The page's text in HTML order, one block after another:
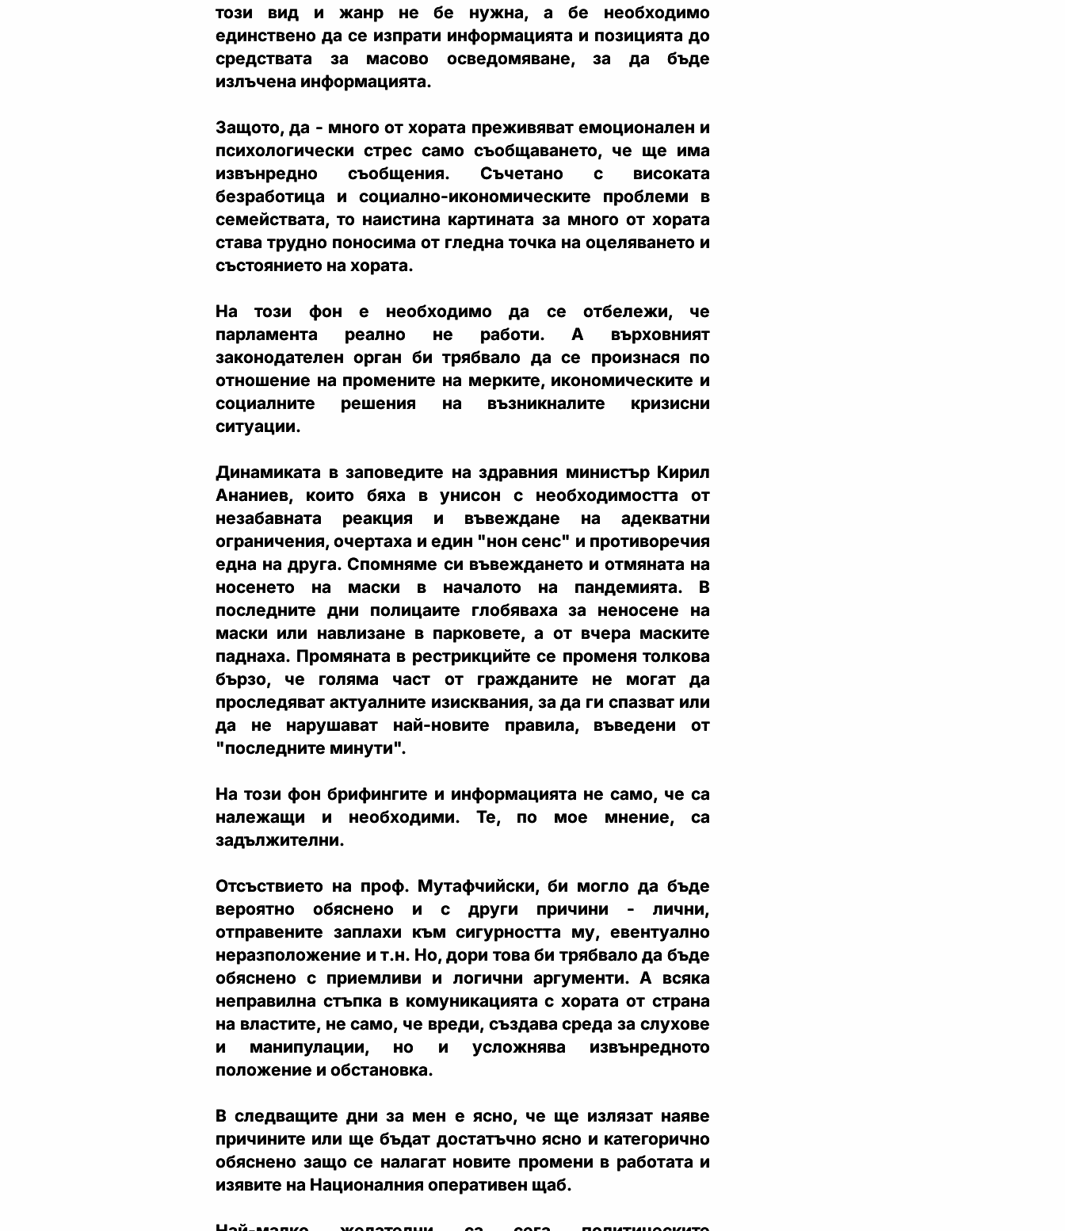
този вид и жанр не бе нужна, а бе необходимо
единствено да се изпрати информацията и позицията до
средствата за масово осведомяване, за да бъде
излъчена информацията.
Защото, да - много от хората преживяват емоционален и
психологически стрес само съобщаването, че ще има
извънредно съобщения. Съчетано с високата
безработица и социално-икономическите проблеми в
семействата, то наистина картината за много от хората
става трудно поносима от гледна точка на оцеляването и
състоянието на хората.
На този фон е необходимо да се отбележи, че
парламента реално не работи. А върховният
законодателен орган би трябвало да се произнася по
отношение на промените на мерките, икономическите и
социалните решения на възникналите кризисни
ситуации.
Динамиката в заповедите на здравния министър Кирил
Ананиев, които бяха в унисон с необходимостта от
незабавната реакция и въвеждане на адекватни
ограничения, очертаха и един "нон сенс" и противоречия
една на друга. Спомняме си въвеждането и отмяната на
носенето на маски в началото на пандемията. В
последните дни полицаите глобяваха за неносене на
маски или навлизане в парковете, а от вчера маските
паднаха. Промяната в рестрикцийте се променя толкова
бързо, че голяма част от гражданите не могат да
проследяват актуалните изисквания, за да ги спазват или
да не нарушават най-новите правила, въведени от
"последните минути".
На този фон брифингите и информацията не само, че са
належащи и необходими. Те, по мое мнение, са
задължителни.
Отсъствието на проф. Мутафчийски, би могло да бъде
вероятно обяснено и с други причини - лични,
отправените заплахи към сигурността му, евентуално
неразположение и т.н. Но, дори това би трябвало да бъде
обяснено с приемливи и логични аргументи. А всяка
неправилна стъпка в комуникацията с хората от страна
на властите, не само, че вреди, създава среда за слухове
и манипулации, но и усложнява извънредното
положение и обстановка.
В следващите дни за мен е ясно, че ще излязат наяве
причините или ще бъдат достатъчно ясно и категорично
обяснено защо се налагат новите промени в работата и
изявите на Националния оперативен щаб.